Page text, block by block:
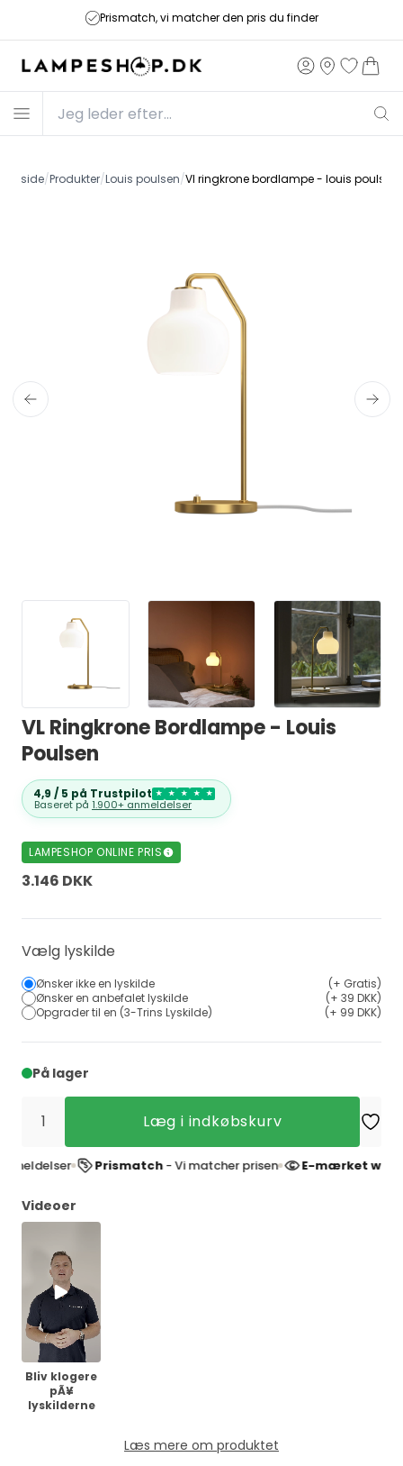
Prismatch, vi matcher den pris du finder
Forside/Produkter/Louis poulsen/Vl ringkrone bordlampe - louis poulsen
VL Ringkrone Bordlampe - Louis
Poulsen
4,9 / 5 på Trustpilot ★ ★ ★ ★ ★
Baseret på 1.900+ anmeldelser
LAMPESHOP ONLINE PRIS
3.146 DKK
Vælg lyskilde
Ønsker ikke en lyskilde
(+ Gratis)
Ønsker en anbefalet lyskilde
(+ 39 DKK)
Opgrader til en (3-Trins Lyskilde)
(+ 99 DKK)
På lager
Læg i indkøbskurv
Prismatch- Vi matcher prisen E-mærket webshop
Videoer
Bliv klogere
pÃ¥
lyskilderne
Læs mere om produktet